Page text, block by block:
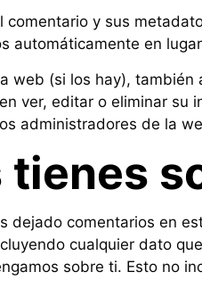
comentario y sus
automáticamente en
web (si los hay),
ver, editar o eliminar su
administradores de la
tienes
dejado comentarios en
cualquier dato
sobre ti. Esto no